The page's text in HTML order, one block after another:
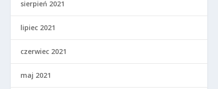
sierpień 2021
lipiec 2021
czerwiec 2021
maj 2021